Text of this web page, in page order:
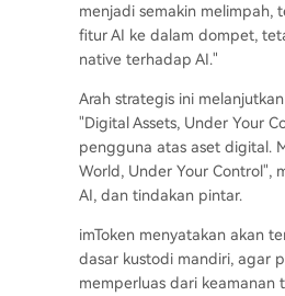
menjadi semakin melimpah,
fitur AI ke dalam dompet,
native terhadap AI."
Arah strategis ini
"Digital Assets, Under Your
pengguna atas aset digital.
World, Under Your Control",
AI, dan tindakan pintar.
imToken menyatakan akan
dasar kustodi mandiri, agar
memperluas dari keamanan